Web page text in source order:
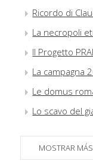
Ricordo di
La necropoli
Il Progetto
La campagna
Le domus
Lo scavo del
MOSTRAR MÁS